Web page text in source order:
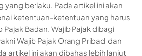
yang berlaku. Pada artikel ini akan
ketentuan-ketentuan yang harus
Pajak Badan. Wajib Pajak dibagi
Wajib Pajak Orang Pribadi dan
artikel ini akan dibahas lebih lanjut